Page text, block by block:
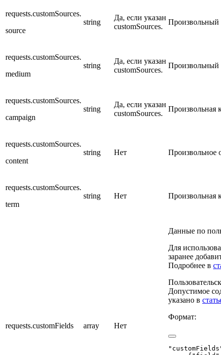
requests.customSources.
source
string
Да, если указан
customSources.
Произвольный
requests.customSources.
medium
string
Да, если указан
customSources.
Произвольный
requests.customSources.
campaign
string
Да, если указан
customSources.
Произвольная
requests.customSources.
content
string Нет Произвольное
requests.customSources.
term
string Нет Произвольная
requests.customFields array Нет
Данные по
Для
заранее
Подробнее в
Допустимое
указано в
Формат: